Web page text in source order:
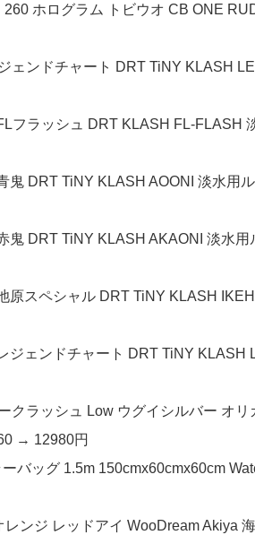
ホログラム トビウオ CB ONE
ェンドチャート DRT TiNY KLASH
フラッシュ DRT KLASH FL-FLASH
鬼 DRT TiNY KLASH AOONI 淡水用
鬼 DRT TiNY KLASH AKAONI 淡水
原スペシャル DRT TiNY KLASH
ジェンドチャート DRT TiNY KLASH
クラッシュ Low ウグイシルバー オ
→ 12980円
バッグ 1.5m 150cmx60cmx60cm
ンジ レッドアイ WooDream Akiya